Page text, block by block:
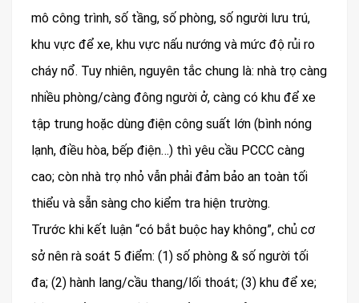
mô công trình, số tầng, số phòng, số người lưu trú,
khu vực để xe, khu vực nấu nướng và mức độ rủi ro
cháy nổ. Tuy nhiên, nguyên tắc chung là: nhà trọ càng
nhiều phòng/càng đông người ở, càng có khu để xe
tập trung hoặc dùng điện công suất lớn (bình nóng
lạnh, điều hòa, bếp điện…) thì yêu cầu PCCC càng
cao; còn nhà trọ nhỏ vẫn phải đảm bảo an toàn tối
thiểu và sẵn sàng cho kiểm tra hiện trường.
Trước khi kết luận “có bắt buộc hay không”, chủ cơ
sở nên rà soát 5 điểm: (1) số phòng & số người tối
đa; (2) hành lang/cầu thang/lối thoát; (3) khu để xe;